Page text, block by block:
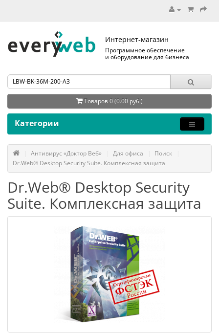
Интернет-магазин
Программное обеспечение
и оборудование для бизнеса
Товаров 0 (0.00 руб.)
Категории
Антивирус «Доктор Веб» Для офиса
Поиск
Dr.Web® Desktop Security Suite. Комплексная защита
Dr.Web® Desktop Security
Suite. Комплексная защита